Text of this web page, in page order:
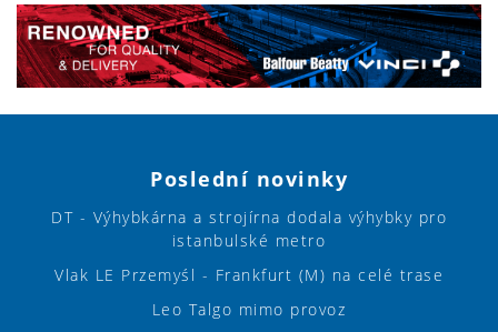
Poslední novinky
DT - Výhybkárna a strojírna dodala výhybky pro
istanbulské metro
Vlak LE Przemyśl - Frankfurt (M) na celé trase
Leo Talgo mimo provoz